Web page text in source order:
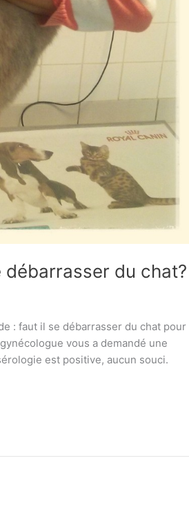
du chat?
: faut il se débarrasser du chat pour
vous a demandé une
est positive, aucun souci.